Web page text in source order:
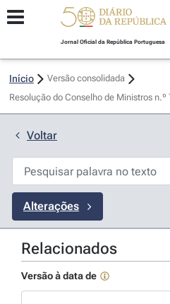
Jornal Oficial da República Portuguesa
Início
Versão consolidada
Resolução do Conselho de Ministros n.º
Voltar
Alterações
Relacionados
Versão à data de